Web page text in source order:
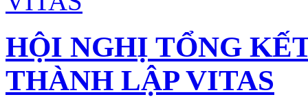
HỘI NGHỊ TỔNG
THÀNH LẬP VITAS